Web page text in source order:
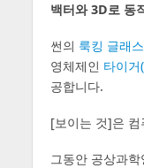
백터와 3D로 동
썬의 룩킹 글래
영체제인 타이
공합니다.
[보이는 것]은
그동안 공상과